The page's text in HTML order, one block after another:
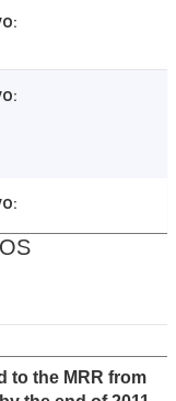
to the MRR from